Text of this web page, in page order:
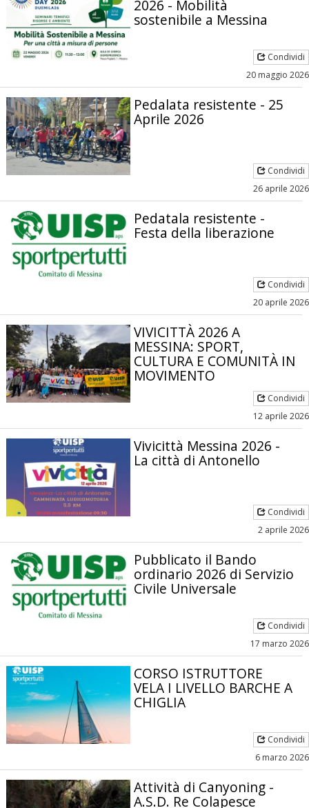
2026 - Mobilità
sostenibile a Messina
Condividi
20 maggio 2026
Pedalata resistente - 25
Aprile 2026
Condividi
26 aprile 2026
Pedatala resistente -
Festa della liberazione
Condividi
20 aprile 2026
VIVICITTÀ 2026 A
MESSINA: SPORT,
CULTURA E COMUNITÀ IN
MOVIMENTO
Condividi
12 aprile 2026
Vivicittà Messina 2026 -
La città di Antonello
Condividi
2 aprile 2026
Pubblicato il Bando
ordinario 2026 di Servizio
Civile Universale
Condividi
17 marzo 2026
CORSO ISTRUTTORE
VELA I LIVELLO BARCHE A
CHIGLIA
Condividi
6 marzo 2026
Attività di Canyoning -
A.S.D. Re Colapesce